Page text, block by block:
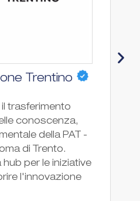
Trentino
trasferimento
conoscenza,
della PAT -
di Trento.
per le iniziative
l'innovazione